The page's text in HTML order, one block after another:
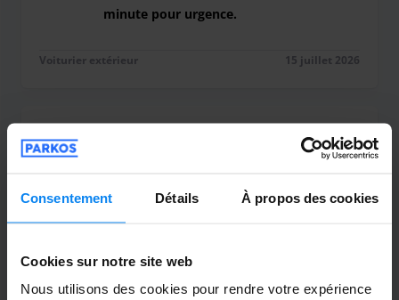
Consentement Détails À propos des cookies
Cookies sur notre site web
Nous utilisons des cookies pour rendre votre expérience
minute pour urgence.
Voiturier extérieur 15 juillet 2026
Anonyme
Garé du 30/05/2026 au 07/06/2026
Nous recommandons totalement flypark